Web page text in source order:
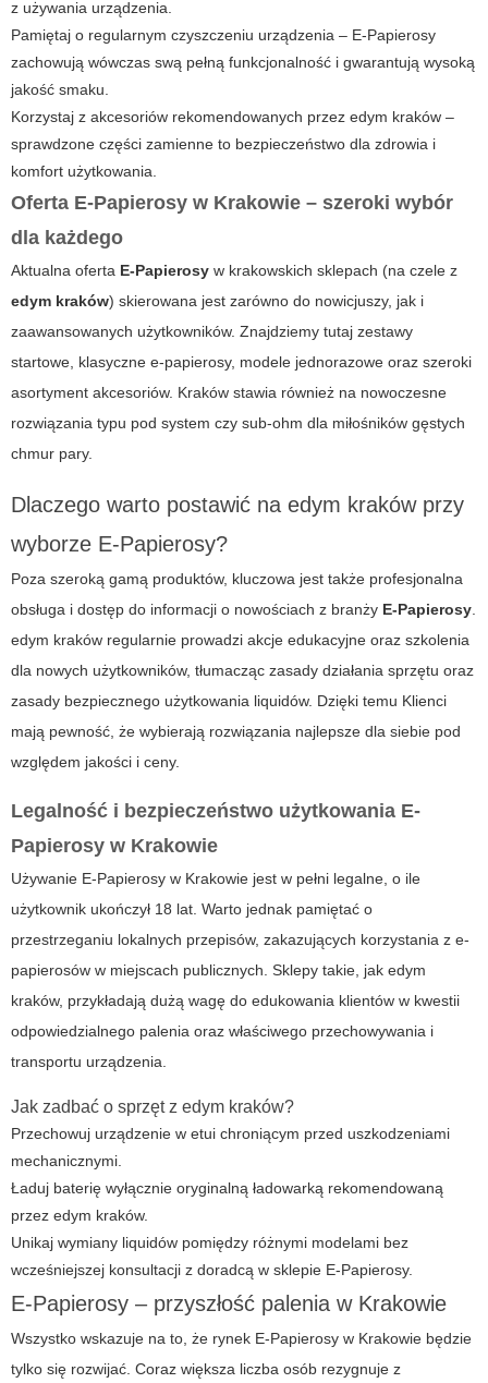
z używania urządzenia.
Pamiętaj o regularnym czyszczeniu urządzenia – E-Papierosy
zachowują wówczas swą pełną funkcjonalność i gwarantują wysoką
jakość smaku.
Korzystaj z akcesoriów rekomendowanych przez edym kraków –
sprawdzone części zamienne to bezpieczeństwo dla zdrowia i
komfort użytkowania.
Oferta E-Papierosy w Krakowie – szeroki wybór
dla każdego
Aktualna oferta E-Papierosy w krakowskich sklepach (na czele z
edym kraków) skierowana jest zarówno do nowicjuszy, jak i
zaawansowanych użytkowników. Znajdziemy tutaj zestawy
startowe, klasyczne e-papierosy, modele jednorazowe oraz szeroki
asortyment akcesoriów. Kraków stawia również na nowoczesne
rozwiązania typu pod system czy sub-ohm dla miłośników gęstych
chmur pary.
Dlaczego warto postawić na edym krakówprzy
wyborze E-Papierosy?
Poza szeroką gamą produktów, kluczowa jest także profesjonalna
obsługa i dostęp do informacji o nowościach z branży E-Papierosy.
edym kraków regularnie prowadzi akcje edukacyjne oraz szkolenia
dla nowych użytkowników, tłumacząc zasady działania sprzętu oraz
zasady bezpiecznego użytkowania liquidów. Dzięki temu Klienci
mają pewność, że wybierają rozwiązania najlepsze dla siebie pod
względem jakości i ceny.
Legalność i bezpieczeństwo użytkowania E-
Papierosy w Krakowie
Używanie E-Papierosy w Krakowie jest w pełni legalne, o ile
użytkownik ukończył 18 lat. Warto jednak pamiętać o
przestrzeganiu lokalnych przepisów, zakazujących korzystania z e-
papierosów w miejscach publicznych. Sklepy takie, jak edym
kraków, przykładają dużą wagę do edukowania klientów w kwestii
odpowiedzialnego palenia oraz właściwego przechowywania i
transportu urządzenia.
Jak zadbać o sprzęt z edym kraków?
Przechowuj urządzenie w etui chroniącym przed uszkodzeniami
mechanicznymi.
Ładuj baterię wyłącznie oryginalną ładowarką rekomendowaną
przez edym kraków.
Unikaj wymiany liquidów pomiędzy różnymi modelami bez
wcześniejszej konsultacji z doradcą w sklepie E-Papierosy.
E-Papierosy – przyszłość palenia w Krakowie
Wszystko wskazuje na to, że rynek E-Papierosy w Krakowie będzie
tylko się rozwijać. Coraz większa liczba osób rezygnuje z